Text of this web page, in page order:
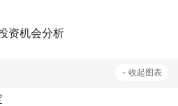
资机会分析
- 收起图表